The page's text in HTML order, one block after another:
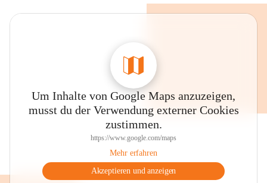
Um Inhalte von Google Maps anzuzeigen,
musst du der Verwendung externer Cookies
zustimmen.
https://www.google.com/maps
Mehr erfahren
Akzeptieren und anzeigen